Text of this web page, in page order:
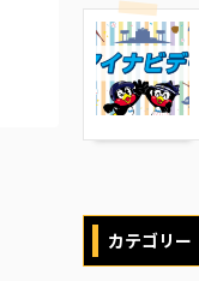
カテゴリー